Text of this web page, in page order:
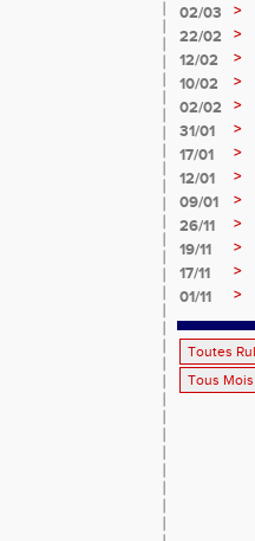
02/03
>
22/02 >
12/02 >
10/02 >
02/02
>
31/01 >
17/01
>
12/01 >
09/01
>
26/11 >
19/11 >
17/11
>
01/11
>